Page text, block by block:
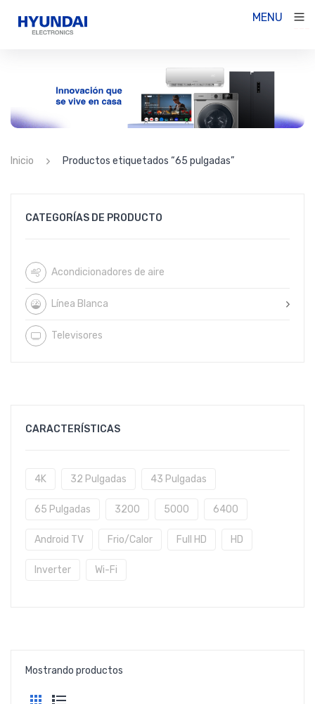
MENU
SERVICIO TÉCNICO
Inicio Productos etiquetados “65 pulgadas”
CATEGORÍAS DE PRODUCTO
Acondicionadores de aire
Línea Blanca
Televisores
CARACTERÍSTICAS
4K 32 Pulgadas 43 Pulgadas
65 Pulgadas 3200 5000 6400
Android TV Frio/Calor Full HD HD
Inverter Wi-Fi
Mostrando productos